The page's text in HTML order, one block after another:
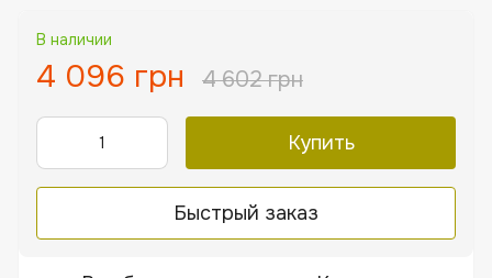
В наличии
4 096 грн 4 602 грн
Купить
Быстрый заказ